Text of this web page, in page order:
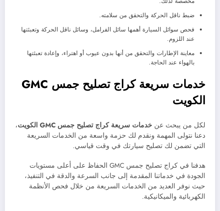
ضبط ناقل الحركة والتحقق من سلامته.
فحص سوائل السيارة أهمها سائل الفرامل، وسائل ناقل الحركة وتعبئتها
عند اللزوم.
معاينة الإطارات والتحقق من أنها بدون عيوب أو اهتراء، وإعادة تعبئتها
بالهواء عند الحاجة.
خدمات سريعة كراج تصليح جمس GMC
الكويت
لكل من يبحث عن خدمات سريعة كراج تصليح جمس GMC الكويت،
دعنا نتولى المهمة ونقدم لك حزمة واسعة من الخدمات السريعة
التي تضمن لك تصليح سيارتك في وقت قياسي.
هدفنا في كراج تصليح جمس GMC الحفاظ على أعلى مستويات
الجودة في خدماتنا المقدمة إلى جانب السرعة والدقة في التنفيذ،
حيث نوفر العديد من الخدمات السريعة من خلال فحص الأنظمة
الكهربائية والميكانيكية.